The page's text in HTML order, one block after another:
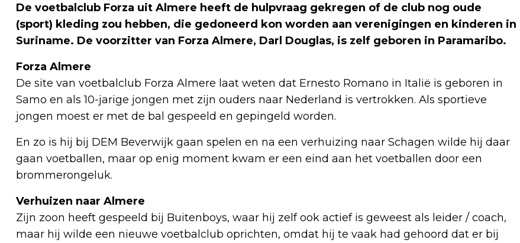
De voetbalclub Forza uit Almere heeft de hulpvraag gekregen of de club nog oude
(sport) kleding zou hebben, die gedoneerd kon worden aan verenigingen en kinderen in
Suriname. De voorzitter van Forza Almere, Darl Douglas, is zelf geboren in Paramaribo.
Forza Almere
De site van voetbalclub Forza Almere laat weten dat Ernesto Romano in Italië is geboren in
Samo en als 10-jarige jongen met zijn ouders naar Nederland is vertrokken. Als sportieve
jongen moest er met de bal gespeeld en gepingeld worden.
En zo is hij bij DEM Beverwijk gaan spelen en na een verhuizing naar Schagen wilde hij daar
gaan voetballen, maar op enig moment kwam er een eind aan het voetballen door een
brommerongeluk.
Verhuizen naar Almere
Zijn zoon heeft gespeeld bij Buitenboys, waar hij zelf ook actief is geweest als leider / coach,
maar hij wilde een nieuwe voetbalclub oprichten, omdat hij te vaak had gehoord dat er bij